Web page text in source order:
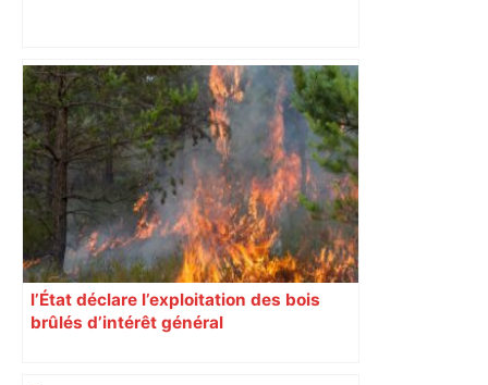
Municipales 2026 : Toulouse va-t-elle
enfin passer à gauche et en finir avec
son « anomalie » ? – L'Humanité
l’État déclare l’exploitation des bois
brûlés d’intérêt général